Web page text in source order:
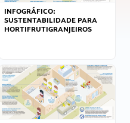
INFOGRÁFICO:
SUSTENTABILIDADE PARA
HORTIFRUTIGRANJEIROS